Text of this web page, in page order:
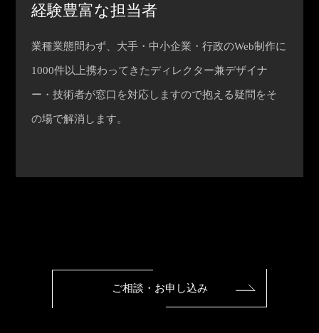
経験豊富な担当者
業種業態問わず、大手・中小企業・行政のWeb制作に
1000件以上携わってきたディレクター兼デザイナ
ー・技術者が窓口を対応しますので抱える疑問をそ
の場で解消します。
ご相談・お申し込み